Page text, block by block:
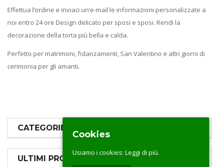
CATEGORIE PRODOTTI
ULTIMI PRODOTTI
Effettua l’ordine e inviaci un’e-mail le informazioni personalizzate a
noi entro 24 ore Design delicato per sposi e sposi. Rendi la
decorazione della torta più bella e calda.
Perfetto per matrimoni, fidanzamenti, San Valentino e altri giorni di
cerimonia per gli amanti.
Cookies
Usiamo i cookies: Leggi di più.